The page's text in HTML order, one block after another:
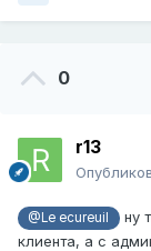
0
r13
@Le ecureuil
ну
клиента, а с